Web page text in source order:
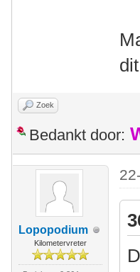
Zoek
Bedankt door:
Lopopodium
Kilometervreter